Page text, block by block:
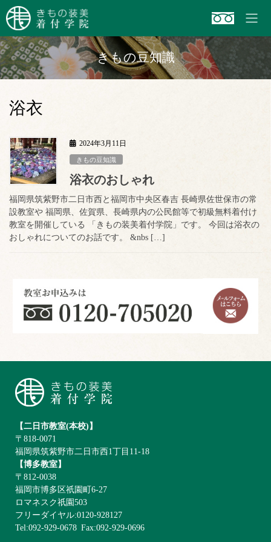
ン
ン
ツ
へ
ス
ビ
ー
シ
ョ
ン
きもの豆知識
浴衣
2024年3月11日
きもの豆知識
浴衣のおしゃれ
福岡県筑紫野市二日市西と福岡市中央区春吉 長崎県佐世保市の常
設教室や 福岡県、佐賀県、長崎県内の公民館等で初級無料着付け
教室を開催している 「きもの装美着付学院」です。 今回は浴衣の
おしゃれについてのお話です。 &nbs […]
【二日市教室(本校)】
〒818-0071
福岡県筑紫野市二日市西1丁目11-18
【博多教室】
〒812-0038
福岡市博多区祇園町6-27
ロマネスク祇園503
フリーダイヤル:0120-928127
Tel:092-929-0678 Fax:092-929-0696